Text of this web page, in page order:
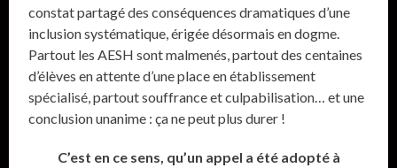
constat partagé des conséquences dramatiques d’une
inclusion systématique, érigée désormais en dogme.
Partout les AESH sont malmenés, partout des centaines
d’élèves en attente d’une place en établissement
spécialisé, partout souffrance et culpabilisation… et une
conclusion unanime : ça ne peut plus durer !
C’est en ce sens, qu’un appel a été adopté à